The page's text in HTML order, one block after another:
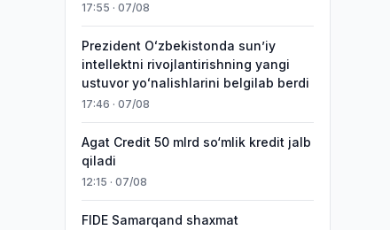
17:55 · 07/08
Prezident Oʻzbekistonda sunʼiy
intellektni rivojlantirishning yangi
ustuvor yoʻnalishlarini belgilab berdi
17:46 · 07/08
Agat Credit 50 mlrd so‘mlik kredit jalb
qiladi
12:15 · 07/08
FIDE Samarqand shaxmat